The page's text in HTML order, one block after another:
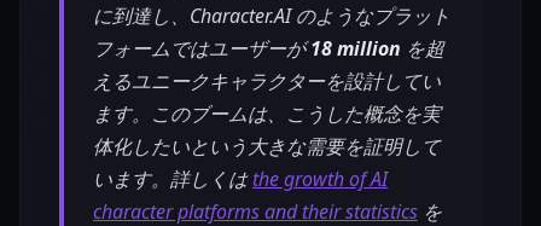
に到達し、Character.AI のようなプラット
フォームではユーザーが18 million を超
えるユニークキャラクターを設計してい
ます。このブームは、こうした概念を実
体化したいという大きな需要を証明して
います。詳しくはthe growth of AI
character platforms and their statistics を